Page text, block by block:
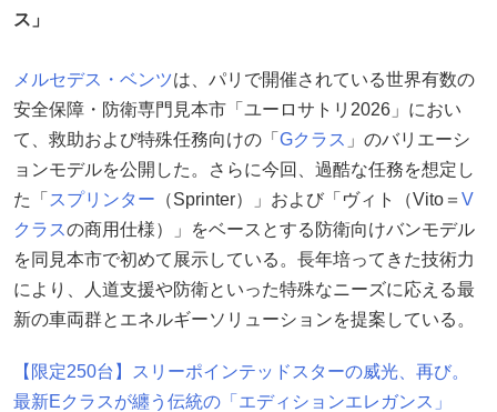
ス」
メルセデス・ベンツは、パリで開催されている世界有数の
安全保障・防衛専門見本市「ユーロサトリ2026」におい
て、救助および特殊任務向けの「 Gクラス 」のバリエーシ
ョンモデルを公開した。さらに今回、過酷な任務を想定し
た「 スプリンター （Sprinter）」および「ヴィト（Vito＝ V
クラスの商用仕様）」をベースとする防衛向けバンモデル
を同見本市で初めて展示している。長年培ってきた技術力
により、人道支援や防衛といった特殊なニーズに応える最
新の車両群とエネルギーソリューションを提案している。
【限定250台】スリーポインテッドスターの威光、再び。
最新Eクラスが纏う伝統の「エディションエレガンス」